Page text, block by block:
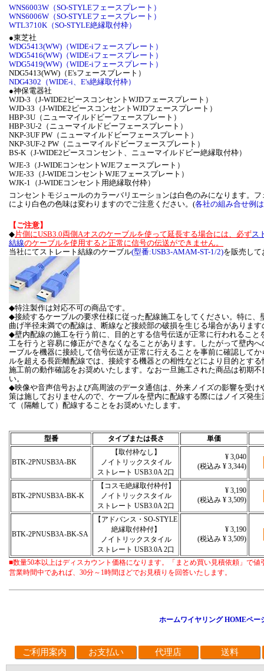
WNS6003W（SO-STYLEフェースプレート）
WNS6006W（SO-STYLEフェースプレート）
WTL3710K（SO-STYLE絶縁取付枠）
●東芝社
WDG5413(WW)（WIDE-iフェースプレート）
WDG5416(WW)（WIDE-iフェースプレート）
WDG5419(WW)（WIDE-iフェースプレート）
NDG5413(WW)（E'sフェースプレート）
NDG4302（WIDE-i、E's絶縁取付枠）
●神保電器社
WJD-3（J-WIDE2ピースコンセントWJDフェースプレート）
WJD-33（J-WIDE2ピースコンセントWJDフェースプレート）
HBP-3U（ニューマイルドビーフェースプレート）
HBP-3U-2（ニューマイルドビーフェースプレート）
NKP-3UF PW（ニューマイルドビーフェースプレート）
NKP-3UF-2 PW（ニューマイルドビーフェースプレート）
BS-K（J-WIDE2ピースコンセント、ニューマイルドビー絶縁取付枠）
WJE-3（J-WIDEコンセントWJEフェースプレート）
WJE-33（J-WIDEコンセントWJEフェースプレート）
WJK-1（J-WIDEコンセント用絶縁取付枠）
コンセントモジュールのカラーバリエーションは白色のみになります。
により白色の色味は変わりますのでご注意ください。(各社の組み合せ例
【ご注意】
◆片側にUSB3.0両側Aオスのケーブルを使って延長する場合には、必ずス
結線のケーブルを使用すると正常に信号の伝送ができません。
当社にてストレート結線のケーブル(型番:USB3-AMAM-ST-1/2)を販売し
◆特注製作は対応不可の商品です。
◆接続するケーブルの要求仕様に従った配線施工をしてください。特に
曲げ半径未満での配線は、断線など接続部の破損を生じる場合がありま
◆壁内配線の施工を行う前に、目的とする信号伝送が正常に行われるこ
工を行うと容易に修正ができなくなることがあります。したがって壁内
ーブルを機器に接続して信号伝送が正常に行えることを事前に確認して
ルを超える長距離配線では、接続する機器との相性などにより目的とす
施工前の動作確認をお奨めいたします。なお一旦施工された商品は初期
い。
◆映像や音声信号および高周波のデータ通信は、外来ノイズの影響を受
策は施しておりませんので、ケーブルを壁内に配線する際にはノイズ発
て（隔離して）配線することをお奨めいたします。
型番 タイプまたは長さ 単価
BTK-2PNUSB3A-BK
【取付枠なし】
ノイトリックスタイル
ストレート USB3.0A 2口
¥ 3,040
(税込み ¥ 3,344)
BTK-2PNUSB3A-BK-K
【コスモ絶縁取付枠付】
ノイトリックスタイル
ストレート USB3.0A 2口
¥ 3,190
(税込み ¥ 3,509)
BTK-2PNUSB3A-BK-SA
【アドバンス・SO-STYLE
絶縁取付枠付】
ノイトリックスタイル
ストレート USB3.0A 2口
¥ 3,190
(税込み ¥ 3,509)
■数量50本以上はディスカウント価格になります。「まとめ買い見積依頼」で値
営業時間中であれば、30分～1時間ほどでお見積りを回答いたします。
ホームワイヤリング HOMEペー
ご利用案内 お支払い 代理店 送料